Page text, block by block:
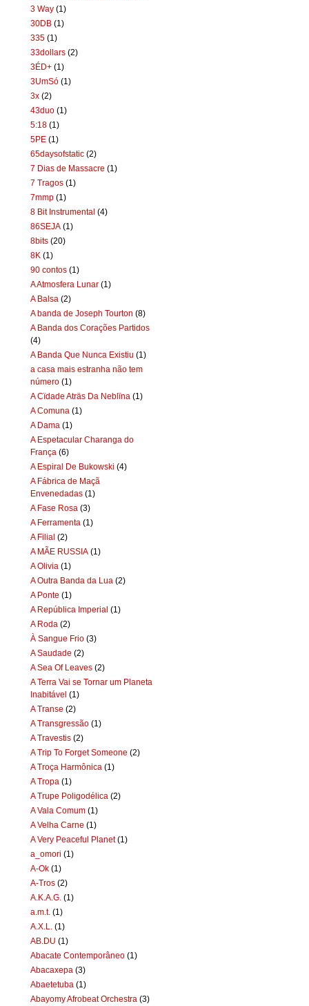
3 Way (1)
30DB (1)
335 (1)
33dollars (2)
3ÉD+ (1)
3UmSó (1)
3x (2)
43duo (1)
5:18 (1)
5PE (1)
65daysofstatic (2)
7 Dias de Massacre (1)
7 Tragos (1)
7mmp (1)
8 Bit Instrumental (4)
86SEJA (1)
8bits (20)
8K (1)
90 contos (1)
A Atmosfera Lunar (1)
A Balsa (2)
A banda de Joseph Tourton (8)
A Banda dos Corações Partidos
(4)
A Banda Que Nunca Existiu (1)
a casa mais estranha não tem
número (1)
A Cïdade Aträs Da Neblïna (1)
A Comuna (1)
A Dama (1)
A Espetacular Charanga do
França (6)
A Espiral De Bukowski (4)
A Fábrica de Maçã
Envenedadas (1)
A Fase Rosa (3)
A Ferramenta (1)
A Filial (2)
A MÃE RUSSIA (1)
A Olivia (1)
A Outra Banda da Lua (2)
A Ponte (1)
A República Imperial (1)
A Roda (2)
À Sangue Frio (3)
A Saudade (2)
A Sea Of Leaves (2)
A Terra Vai se Tornar um Planeta
Inabitável (1)
A Transe (2)
A Transgressão (1)
A Travestis (2)
A Trip To Forget Someone (2)
A Troça Harmônica (1)
A Tropa (1)
A Trupe Poligodélica (2)
A Vala Comum (1)
A Velha Carne (1)
A Very Peaceful Planet (1)
a_omori (1)
A-Ok (1)
A-Tros (2)
A.K.A.G. (1)
a.m.t. (1)
A.X.L.
(1)
AB.DU (1)
Abacate Contemporâneo (1)
Abacaxepa (3)
Abaetetuba (1)
Abayomy Afrobeat Orchestra (3)